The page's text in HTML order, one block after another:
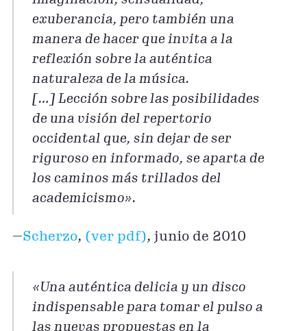
exuberancia, pero también una
manera de hacer que invita a la
reflexión sobre la auténtica
naturaleza de la música.
[…] Lección sobre las posibilidades
de una visión del repertorio
occidental que, sin dejar de ser
riguroso en informado, se aparta de
los caminos más trillados del
academicismo».
—Scherzo, (ver pdf), junio de 2010
«Una auténtica delicia y un disco
indispensable para tomar el pulso a
las nuevas propuestas en la